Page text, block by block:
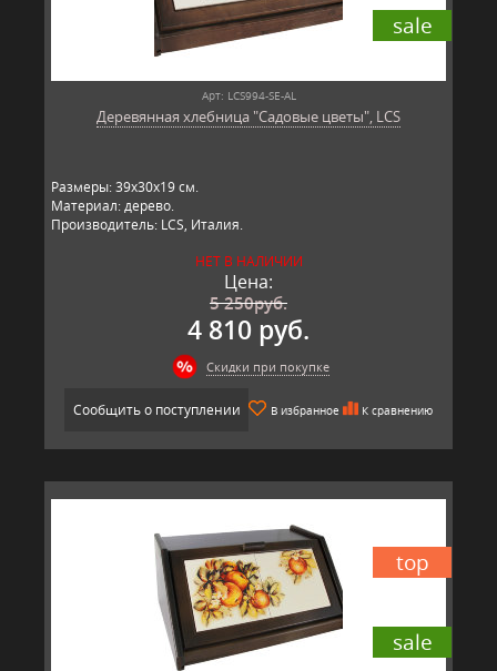
sale
Арт: LCS994-SE-AL
Деревянная хлебница "Садовые цветы", LCS
Размеры: 39х30х19 см.
Материал: дерево.
Производитель: LCS, Италия.
НЕТ В НАЛИЧИИ
Цена:
5 250руб.
4 810 руб.
Скидки при покупке
Сообщить о поступлении В избранное К сравнению
sale
top